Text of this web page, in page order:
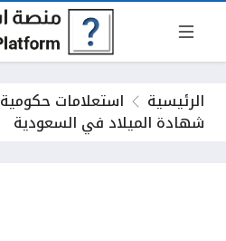
الرئيسية استعلامات حكومية
شهادة الميلاد في السعودية